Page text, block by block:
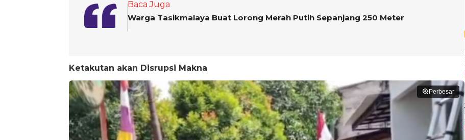
Baca Juga
Warga Tasikmalaya Buat Lorong Merah Putih Sepanjang 250 Meter
Ketakutan akan Disrupsi Makna
Perbesar